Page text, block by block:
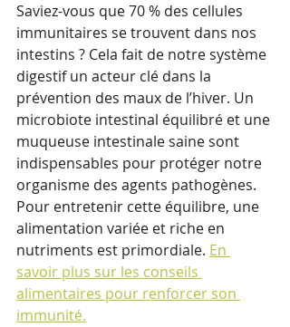
Saviez-vous que 70 % des cellules
immunitaires se trouvent dans nos
intestins ? Cela fait de notre système
digestif un acteur clé dans la
prévention des maux de l’hiver. Un
microbiote intestinal équilibré et une
muqueuse intestinale saine sont
indispensables pour protéger notre
organisme des agents pathogènes.
Pour entretenir cette équilibre, une
alimentation variée et riche en
nutriments est primordiale. En
savoir plus sur les conseils
alimentaires pour renforcer son
immunité.